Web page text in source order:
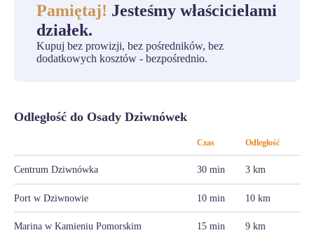
Pamiętaj! Jesteśmy właścicielami
działek.
Kupuj bez prowizji, bez pośredników, bez
dodatkowych kosztów - bezpośrednio.
Odległość do Osady Dziwnówek
Czas Odległość
Centrum Dziwnówka 30 min 3 km
Port w Dziwnowie 10 min 10 km
Marina w Kamieniu Pomorskim 15 min 9 km